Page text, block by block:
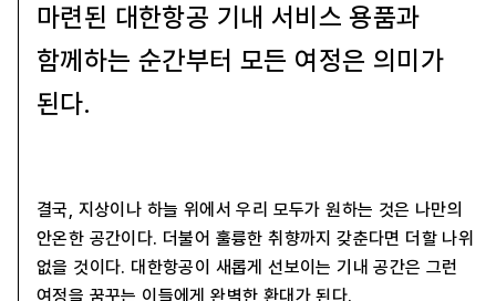
마련된 대한항공 기내 서비스 용품과
함께하는 순간부터 모든 여정은 의미가
된다.
결국, 지상이나 하늘 위에서 우리 모두가 원하는 것은 나만의
안온한 공간이다. 더불어 훌륭한 취향까지 갖춘다면 더할 나위
없을 것이다. 대한항공이 새롭게 선보이는 기내 공간은 그런
여정을 꿈꾸는 이들에게 완벽한 환대가 된다.